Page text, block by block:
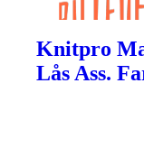
Knitpro
Lås Ass.